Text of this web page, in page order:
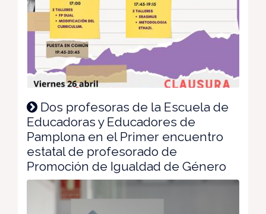
Dos profesoras de la Escuela de
Educadoras y Educadores de
Pamplona en el Primer encuentro
estatal de profesorado de
Promoción de Igualdad de Género